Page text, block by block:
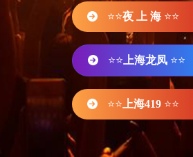
⭐⭐夜 上 海 ⭐⭐
⭐⭐ 上海龙凤 ⭐⭐
⭐⭐ 上海419 ⭐⭐